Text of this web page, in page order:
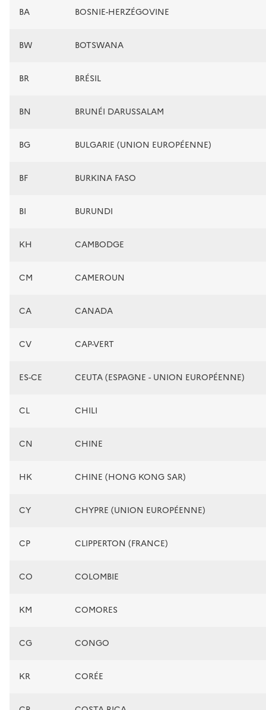
BA BOSNIE-HERZÉGOVINE
BW BOTSWANA
BR BRÉSIL
BN BRUNÉI DARUSSALAM
BG BULGARIE (UNION EUROPÉENNE)
BF BURKINA FASO
BI BURUNDI
KH CAMBODGE
CM CAMEROUN
CA CANADA
CV CAP-VERT
ES-CE CEUTA (ESPAGNE - UNION EUROPÉENNE)
CL CHILI
CN CHINE
HK CHINE (HONG KONG SAR)
CY CHYPRE (UNION EUROPÉENNE)
CP CLIPPERTON (FRANCE)
CO COLOMBIE
KM COMORES
CG CONGO
KR CORÉE